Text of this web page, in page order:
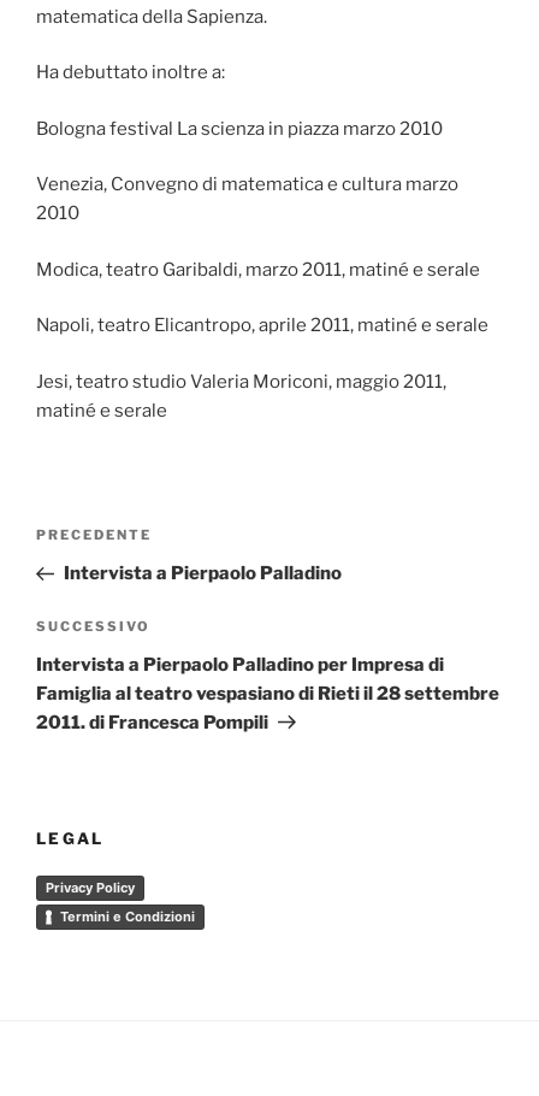
matematica della Sapienza.
Ha debuttato inoltre a:
Bologna festival La scienza in piazza marzo 2010
Venezia, Convegno di matematica e cultura marzo
2010
Modica, teatro Garibaldi, marzo 2011, matiné e serale
Napoli, teatro Elicantropo, aprile 2011, matiné e serale
Jesi, teatro studio Valeria Moriconi, maggio 2011,
matiné e serale
Navigazione
Articolo
precedente:
PRECEDENTE
Intervista a Pierpaolo Palladino
Articolo
successivo
SUCCESSIVO
Intervista a Pierpaolo Palladino per Impresa di
Famiglia al teatro vespasiano di Rieti il 28 settembre
2011. di Francesca Pompili
LEGAL
Privacy Policy
Termini e Condizioni